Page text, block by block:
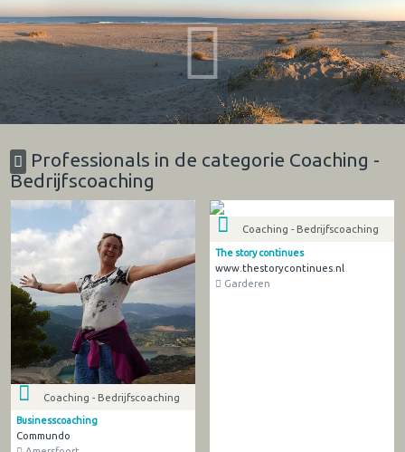
Professionals in de categorie Coaching -
Bedrijfscoaching
Coaching - Bedrijfscoaching
Businesscoaching
Commundo
Coaching - Bedrijfscoaching
The story continues
www.thestorycontinues.nl
Garderen